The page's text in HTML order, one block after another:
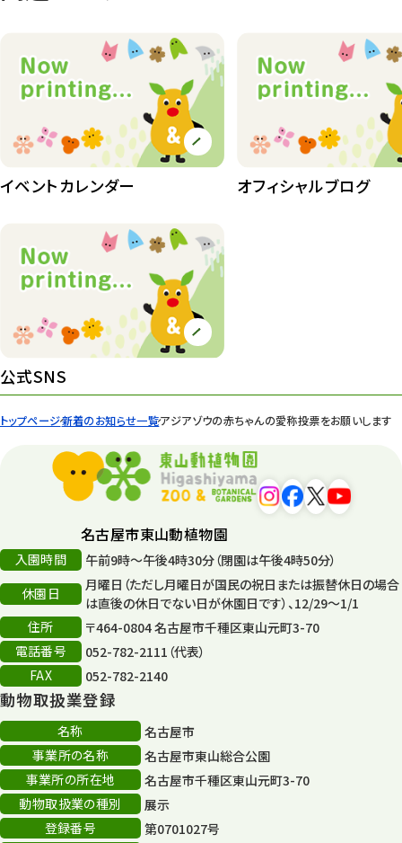
トップページ新着のお知らせ一覧アジアゾウの赤ちゃんの愛称投票をお願いします
イベントカレンダー オフィシャルブログ
公式SNS
名古屋市東山動植物園
入園時間
午前9時～午後4時30分（閉園は午後4時50分）
休園日
月曜日（ただし月曜日が国民の祝日または振替休日の場合
は直後の休日でない日が休園日です）、12/29～1/1
住所
〒464-0804 名古屋市千種区東山元町3-70
電話番号
052-782-2111（代表）
FAX
052-782-2140
動物取扱業登録
名称
名古屋市
事業所の名称
名古屋市東山総合公園
事業所の所在地
名古屋市千種区東山元町3-70
動物取扱業の種別
展示
登録番号
第0701027号